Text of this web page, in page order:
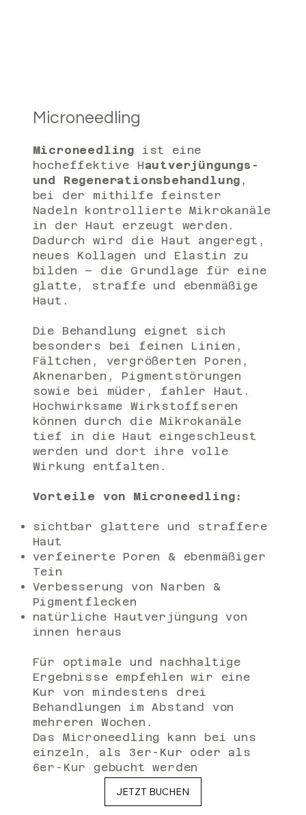
Microneedling
Microneedling ist eine
hocheffektive Hautverjüngungs-
und Regenerationsbehandlung ,
bei der mithilfe feinster
Nadeln kontrollierte Mikrokanäle
in der Haut erzeugt werden.
Dadurch wird die Haut angeregt,
neues Kollagen und Elastin zu
bilden – die Grundlage für eine
glatte, straffe und ebenmäßige
Haut.
Die Behandlung eignet sich
besonders bei feinen Linien,
Fältchen, vergrößerten Poren,
Aknenarben, Pigmentstörungen
sowie bei müder, fahler Haut.
Hochwirksame Wirkstoffseren
können durch die Mikrokanäle
tief in die Haut eingeschleust
werden und dort ihre volle
Wirkung entfalten.
Vorteile von Microneedling:
sichtbar glattere und straffere
Haut
verfeinerte Poren & ebenmäßiger
Tein
Verbesserung von Narben &
Pigmentflecken
natürliche Hautverjüngung von
innen heraus
Für optimale und nachhaltige
Ergebnisse empfehlen wir eine
Kur von mindestens drei
Behandlungen im Abstand von
mehreren Wochen.
Das Microneedling kann bei uns
einzeln, als 3er-Kur oder als
6er-Kur gebucht werden
JETZT BUCHEN